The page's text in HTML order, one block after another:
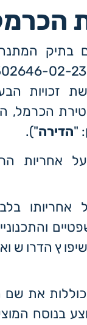
בתיק
זכויות
"הדירה").
אחריות
הדרוש
את שם
בנוסח